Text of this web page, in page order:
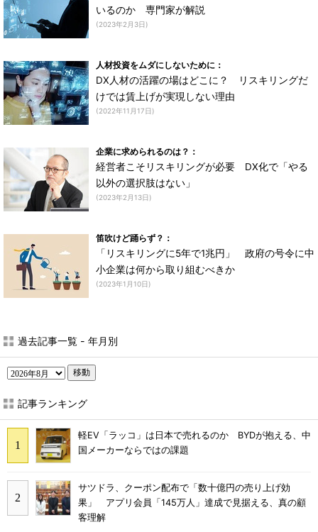
いるのか 専門家が解説
(2023年2月3日)
人材投資をムダにしないために：
DX人材の活躍の場はどこに？ リスキリングだ
けでは賃上げが実現しない理由
(2022年11月17日)
企業に求められるのは？：
経営者こそリスキリングが必要 DX化で「やる
以外の選択肢はない」
(2023年2月13日)
笛吹けど踊らず？：
「リスキリングに5年で1兆円」 政府の号令に中
小企業は何から取り組むべきか
(2023年1月10日)
過去記事一覧 - 年月別
移動
記事ランキング
軽EV「ラッコ」は日本で売れるのか BYDが抱える、中
国メーカーならではの課題
サツドラ、クーポン配布で「数十億円の売り上げ効
果」 アプリ会員「145万人」達成で見据える、真の顧
客理解